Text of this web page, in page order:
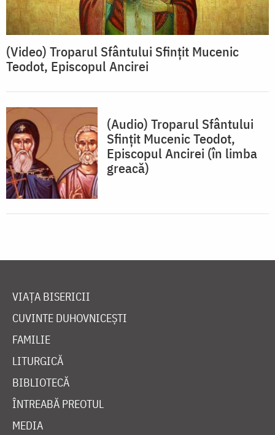
(Video) Troparul Sfântului Sfințit Mucenic
Teodot, Episcopul Ancirei
(Audio) Troparul Sfântului
Sfințit Mucenic Teodot,
Episcopul Ancirei (în limba
greacă)
VIAȚA BISERICII
CUVINTE DUHOVNICEȘTI
FAMILIE
LITURGICĂ
BIBLIOTECĂ
ÎNTREABĂ PREOTUL
MEDIA